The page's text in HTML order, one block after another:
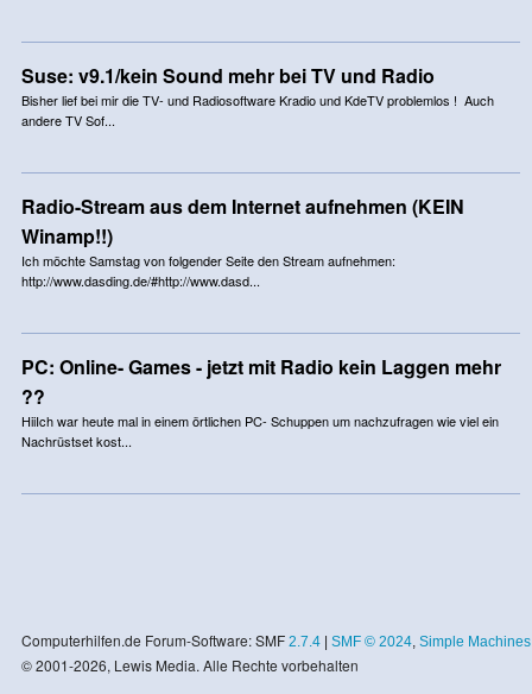
Suse: v9.1/kein Sound mehr bei TV und Radio
Bisher lief bei mir die TV- und Radiosoftware Kradio und KdeTV problemlos ! Auch
andere TV Sof...
Radio-Stream aus dem Internet aufnehmen (KEIN
Winamp!!)
Ich möchte Samstag von folgender Seite den Stream aufnehmen:
http://www.dasding.de/#http://www.dasd...
PC: Online- Games - jetzt mit Radio kein Laggen mehr
??
HiiIch war heute mal in einem örtlichen PC- Schuppen um nachzufragen wie viel ein
Nachrüstset kost...
Computerhilfen.de Forum-Software: SMF 2.7.4| SMF © 2024, Simple Machines
© 2001-2026, Lewis Media. Alle Rechte vorbehalten